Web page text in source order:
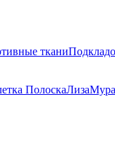
ткани
ПолоскаЛиза